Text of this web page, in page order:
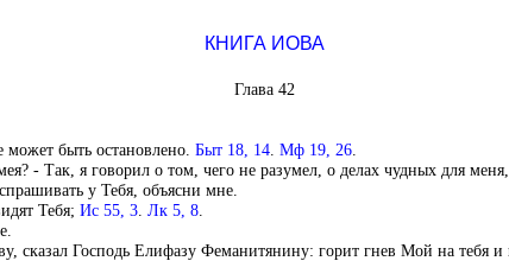
КНИГА ИОВА
Глава 42
быть остановлено. Быт 18, 14. Мф 19, 26.
- Так, я говорил о том, чего не разумел, о делах чудных для меня,
у Тебя, объясни мне.
Тебя; Ис 55, 3. Лк 5, 8.
сказал Господь Елифазу Феманитянину: горит гнев Мой на тебя